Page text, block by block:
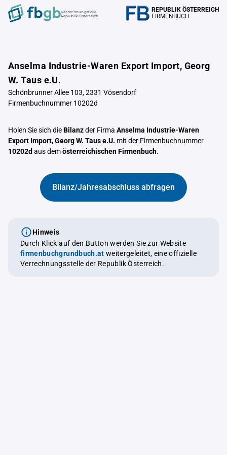
Verrechnungstelle
Republik Österreich
REPUBLIK ÖSTERREICH
FIRMENBUCH
Anselma Industrie-Waren Export Import, Georg
W. Taus e.U.
Schönbrunner Allee 103, 2331 Vösendorf
Firmenbuchnummer 10202d
Holen Sie sich dieBilanzder Firma Anselma Industrie-Waren
Export Import, Georg W. Taus e.U. mit der Firmenbuchnummer
10202d aus demösterreichischen Firmenbuch.
Bilanz/Jahresabschluss abfragen
Hinweis
Durch Klick auf den Button werden Sie zur Website
firmenbuchgrundbuch.at weitergeleitet, eine offizielle
Verrechnungsstelle der Republik Österreich.